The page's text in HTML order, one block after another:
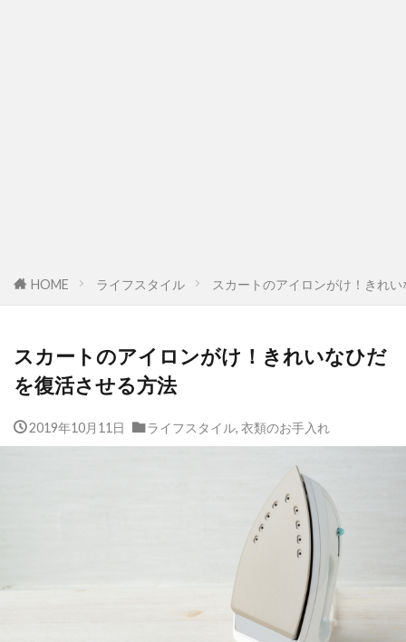
HOME ライフスタイル スカートのアイロンがけ！きれ
スカートのアイロンがけ！きれいなひだ
を復活させる方法
2019年10月11日 ライフスタイル, 衣類のお手入れ